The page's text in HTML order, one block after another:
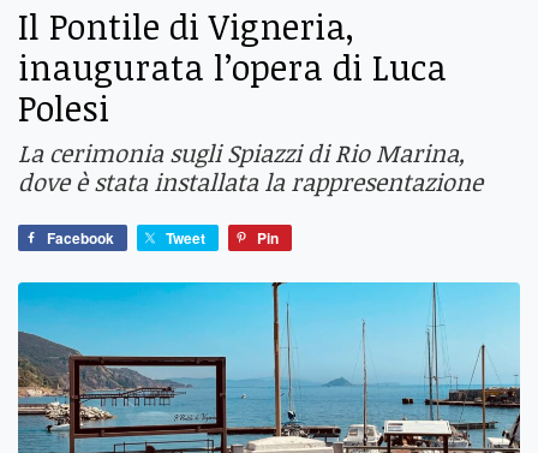
Il Pontile di Vigneria,
inaugurata l’opera di Luca
Polesi
La cerimonia sugli Spiazzi di Rio Marina,
dove è stata installata la rappresentazione
Facebook Tweet Pin